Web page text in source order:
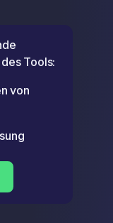
Tools:
von